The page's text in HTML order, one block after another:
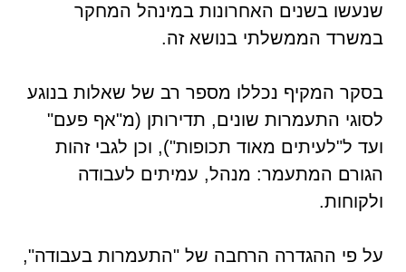
שנעשו בשנים האחרונות במינהל המחקר
במשרד הממשלתי בנושא זה.
בסקר המקיף נכללו מספר רב של שאלות בנוגע
לסוגי התעמרות שונים, תדירותן (מ"אף פעם"
ועד ל"לעיתים מאוד תכופות"), וכן לגבי זהות
הגורם המתעמר: מנהל, עמיתים לעבודה
ולקוחות.
על פי ההגדרה הרחבה של "התעמרות בעבודה",